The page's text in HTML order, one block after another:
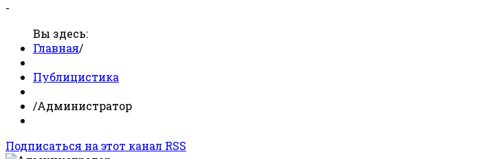
-
Вы здесь:
Главная/
Публицистика
/Администратор
Подписаться на этот канал RSS